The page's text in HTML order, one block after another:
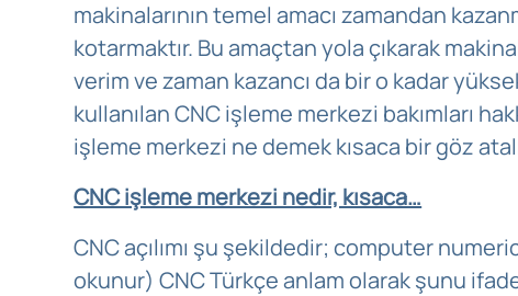
makinalarının temel amacı zamandan
kotarmaktır. Bu amaçtan yola çıkarak
verim ve zaman kazancı da bir o kadar
kullanılan CNC işleme merkezi bakımları
işleme merkezi ne demek kısaca bir göz
CNC işleme merkezi nedir, kısaca…
CNC açılımı şu şekildedir; computer
okunur) CNC Türkçe anlam olarak şunu